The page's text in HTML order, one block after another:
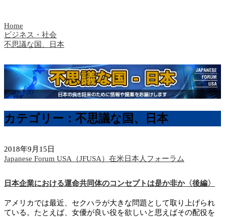
Home
ビジネス・社会
不思議な国、日本
カテゴリー：不思議な国、日本
2018年9月15日
Japanese Forum USA（JFUSA）在米日本人フォーラム
日本企業における運命共同体のコンセプトは是か非か〈後編〉
アメリカでは最近、セクハラが大きな問題として取り上げられ
ている。たとえば、女優が良い役を欲しいと思えばその配役を